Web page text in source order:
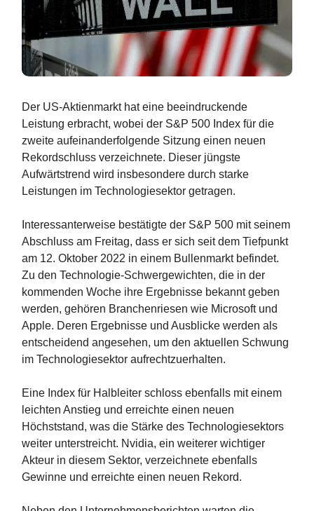
Der US-Aktienmarkt hat eine beeindruckende
Leistung erbracht, wobei der S&P 500 Index für die
zweite aufeinanderfolgende Sitzung einen neuen
Rekordschluss verzeichnete. Dieser jüngste
Aufwärtstrend wird insbesondere durch starke
Leistungen im Technologiesektor getragen.
Interessanterweise bestätigte der S&P 500 mit seinem
Abschluss am Freitag, dass er sich seit dem Tiefpunkt
am 12. Oktober 2022 in einem Bullenmarkt befindet.
Zu den Technologie-Schwergewichten, die in der
kommenden Woche ihre Ergebnisse bekannt geben
werden, gehören Branchenriesen wie Microsoft und
Apple. Deren Ergebnisse und Ausblicke werden als
entscheidend angesehen, um den aktuellen Schwung
im Technologiesektor aufrechtzuerhalten.
Eine Index für Halbleiter schloss ebenfalls mit einem
leichten Anstieg und erreichte einen neuen
Höchststand, was die Stärke des Technologiesektors
weiter unterstreicht. Nvidia, ein weiterer wichtiger
Akteur in diesem Sektor, verzeichnete ebenfalls
Gewinne und erreichte einen neuen Rekord.